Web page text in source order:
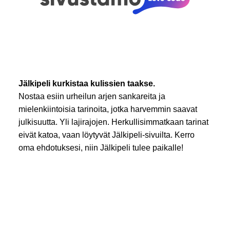
Jälkipeli kurkistaa kulissien taakse.
Nostaa esiin urheilun arjen sankareita ja
mielenkiintoisia tarinoita, jotka harvemmin saavat
julkisuutta. Yli lajirajojen. Herkullisimmatkaan tarinat
eivät katoa, vaan löytyvät Jälkipeli-sivuilta. Kerro
oma ehdotuksesi, niin Jälkipeli tulee paikalle!